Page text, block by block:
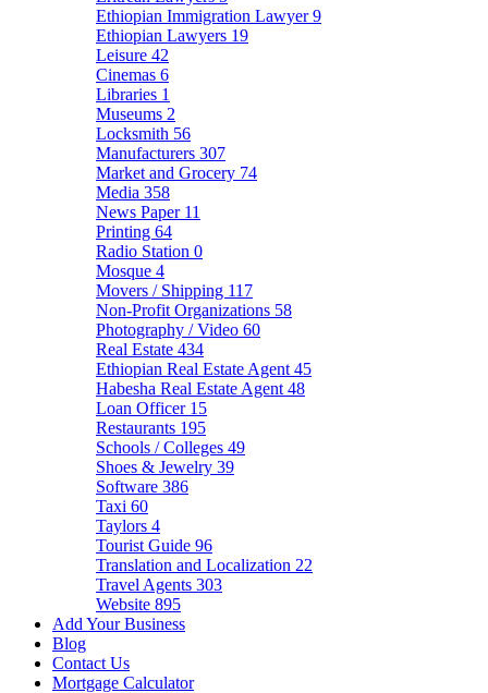
Ethiopian Immigration Lawyer9
Ethiopian Lawyers 19
Leisure 42
Cinemas 6
Libraries 1
Museums 2
Locksmith 56
Manufacturers 307
Market and Grocery 74
Media 358
News Paper 11
Printing 64
Radio Station 0
Mosque 4
Movers / Shipping 117
Non-Profit Organizations 58
Photography / Video 60
Real Estate 434
Ethiopian Real Estate Agent 45
Habesha Real Estate Agent 48
Loan Officer 15
Restaurants 195
Schools / Colleges 49
Shoes & Jewelry 39
Software 386
Taxi 60
Taylors 4
Tourist Guide 96
Translation and Localization 22
Travel Agents 303
Website 895
Add Your Business
Blog
Contact Us
Mortgage Calculator